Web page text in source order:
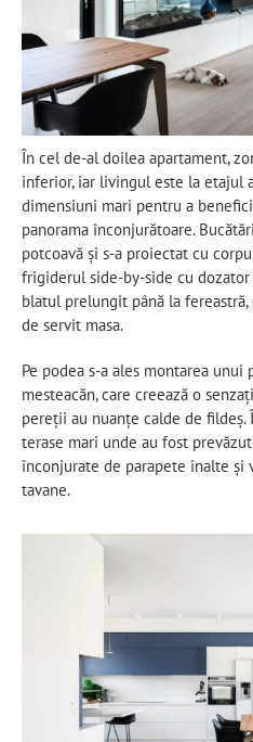
În cel de-al doilea apartament,
inferior, iar livingul este la etajul
dimensiuni mari pentru a
panorama înconjurătoare.
potcoavă și s-a proiectat cu
frigiderul side-by-side cu
blatul prelungit până la
de servit masa.
Pe podea s-a ales montarea
mesteacăn, care creează o
pereții au nuanțe calde de
terase mari unde au fost
înconjurate de parapete înalte și
tavane.